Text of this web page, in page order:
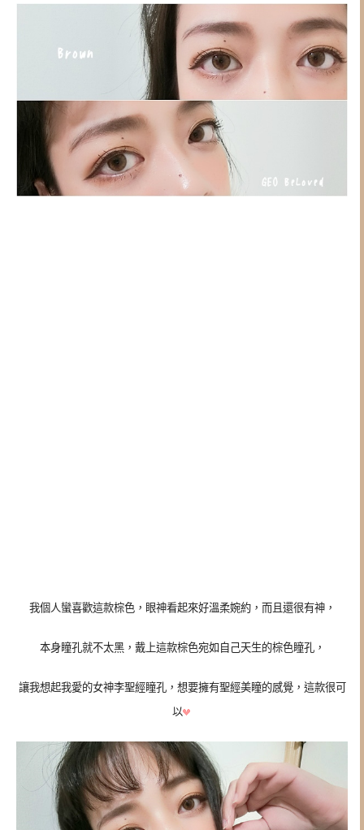
我個人蠻喜歡這款棕色，眼神看起來好溫柔婉約，而且還很有神，
本身瞳孔就不太黑，戴上這款棕色宛如自己天生的棕色瞳孔，
讓我想起我愛的女神李聖經瞳孔，想要擁有聖經美瞳的感覺，這款很可
以